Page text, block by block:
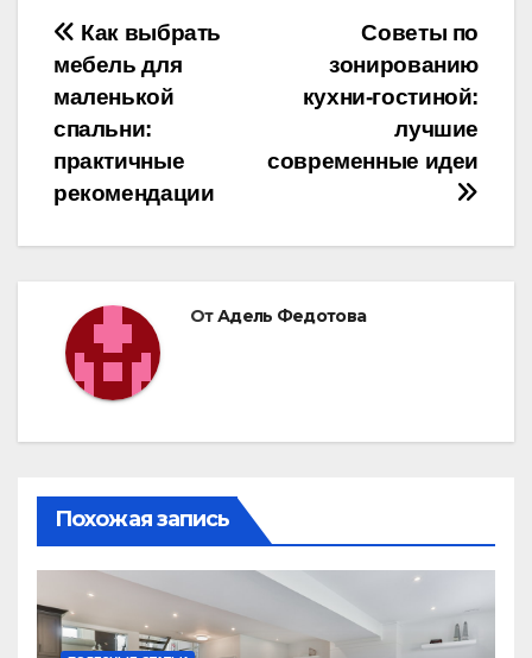
Навигация
по
записям
Советы по
зонированию
кухни-гостиной:
лучшие
современные идеи
Как выбрать
мебель для
маленькой
спальни:
практичные
рекомендации
ОтАдель Федотова
Похожая запись